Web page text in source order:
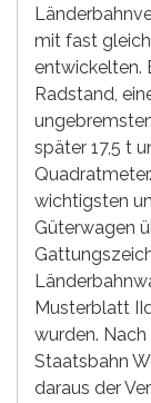
mit fast
entwickelten.
Radstand,
später 17,5 t
wichtigsten
Güterwagen
Musterblatt
wurden.
Staatsbahn
daraus der